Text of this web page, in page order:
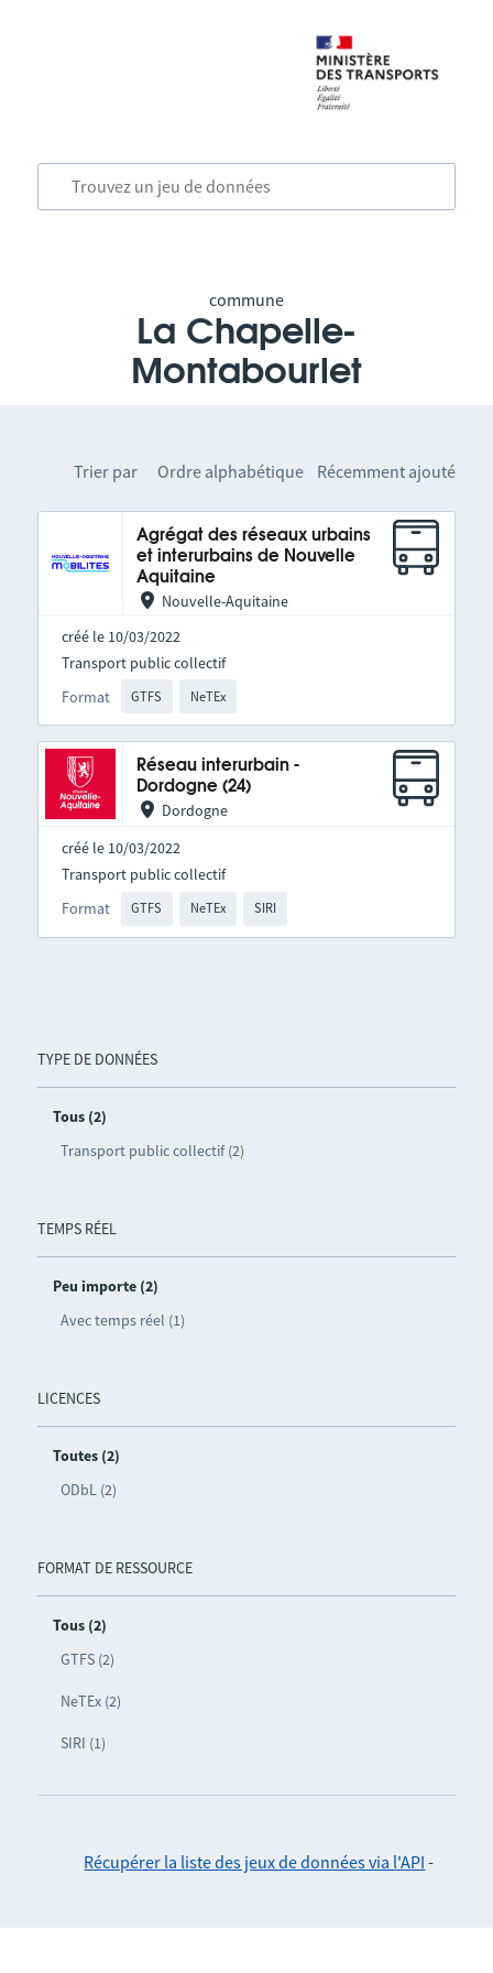
commune
La Chapelle-
Montabourlet
TYPE DE DONNÉES
Tous (2)
Transport public collectif (2)
TEMPS RÉEL
Peu importe (2)
Avec temps réel (1)
LICENCES
Toutes (2)
ODbL (2)
FORMAT DE RESSOURCE
Tous (2)
GTFS (2)
NeTEx (2)
SIRI (1)
Trier par Ordre alphabétique Récemment ajouté
Agrégat des réseaux urbains
et interurbains de Nouvelle
Aquitaine
Nouvelle-Aquitaine
créé le 10/03/2022
Format GTFS NeTEx
Transport public collectif
Réseau interurbain -
Dordogne (24)
Dordogne
créé le 10/03/2022
Format GTFS NeTEx SIRI
Transport public collectif
Récupérer la liste des jeux de données via l'API -